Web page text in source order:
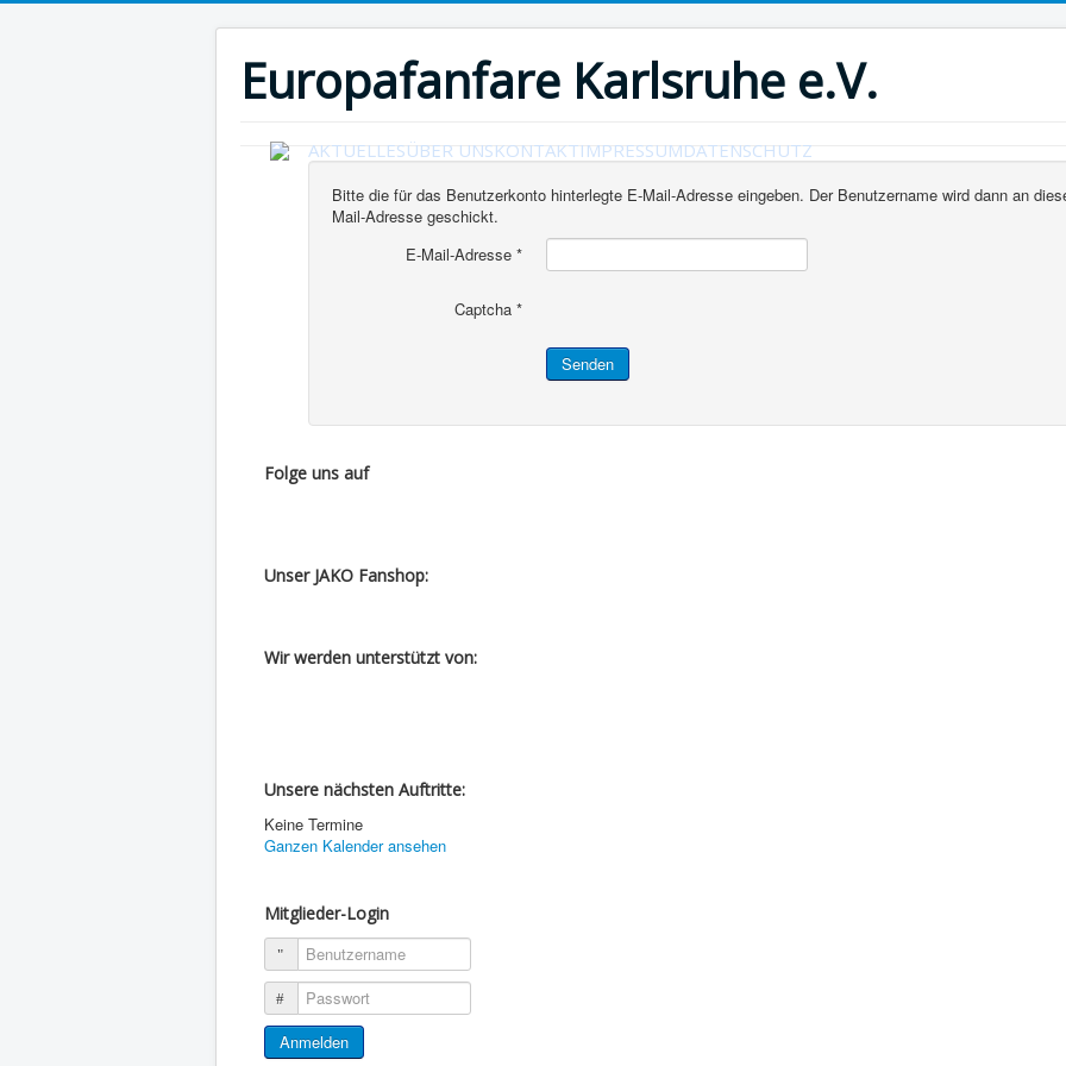
Europafanfare Karlsruhe e.V.
AKTUELLESÜBER UNSKONTAKTIMPRESSUMDATENSCHUTZ
Bitte die für das Benutzerkonto hinterlegte E-Mail-Adresse eingeben. Der Benutzername wird dann an
Mail-Adresse geschickt.
E-Mail-Adresse *
Captcha *
Senden
Folge uns auf
Unser JAKO Fanshop:
Wir werden unterstützt von:
Unsere nächsten Auftritte:
Keine Termine
Ganzen Kalender ansehen
Mitglieder-Login
Benutzername
Passwort
Anmelden